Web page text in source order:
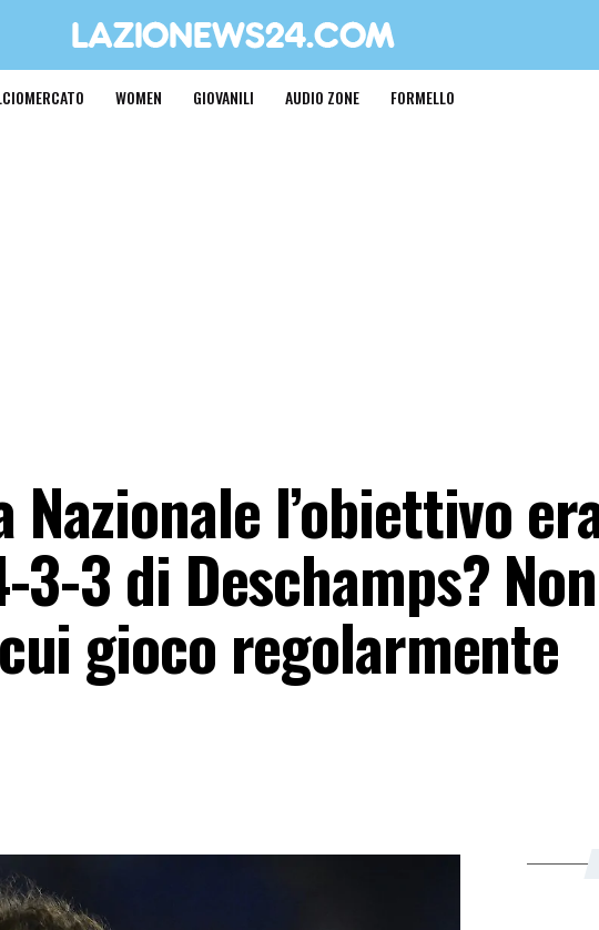
WOMEN GIOVANILI AUDIO ZONE FORMELLO
Nazionale l’obiettivo
3 di Deschamps? Non
gioco regolarmente